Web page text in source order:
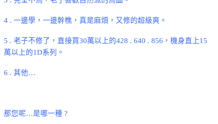
4 . 一邊學，一邊幹樵，真是麻煩，又修的超級爽。
5 . 老子不修了，直接買30萬以上的428 . 640 . 856 ，機身直上15
萬以上的1D系列。
6 . 其他…
那您呢…是哪一種 ?